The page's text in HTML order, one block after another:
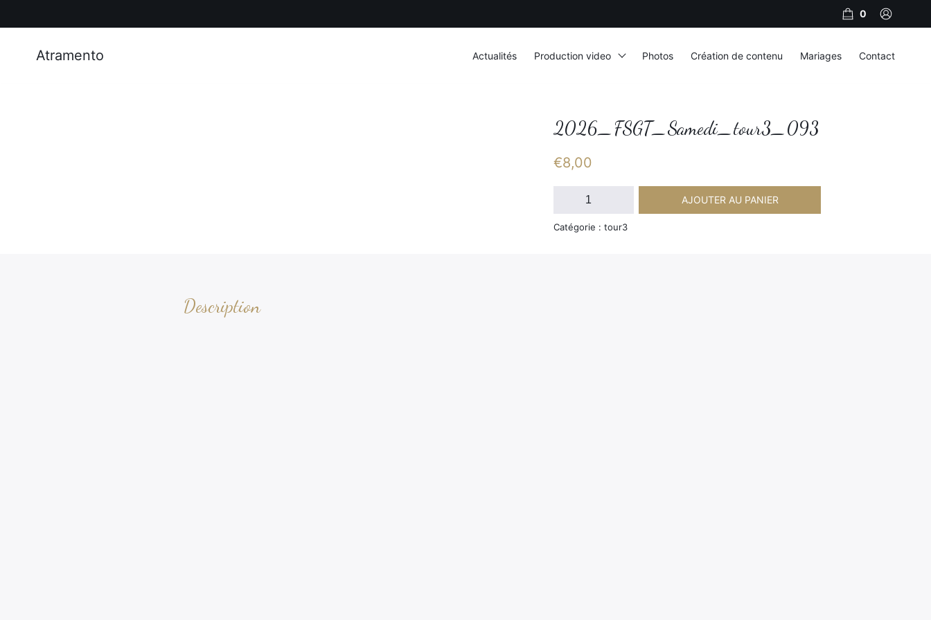
2026_FSGT_Samedi_tour3_093
€8,00
quantité
2026_FSGT_Samedi_tour3_093
AJOUTER AU PANIER
Catégorie : tour3
Description
0
Atramento Actualités Production video Photos Création de contenu Mariages Contact